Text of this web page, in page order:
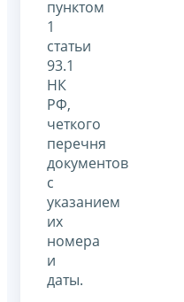
пунктом
1
статьи
93.1
НК
РФ,
четкого
перечня
документов
с
указанием
их
номера
и
даты.